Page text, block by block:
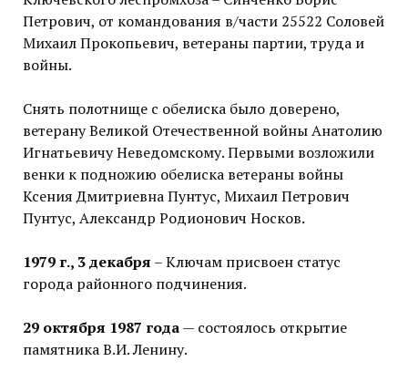
Петрович, от командования в/части 25522 Соловей
Михаил Прокопьевич, ветераны партии, труда и
войны.
Снять полотнище с обелиска было доверено,
ветерану Великой Отечественной войны Анатолию
Игнатьевичу Неведомскому. Первыми возложили
венки к подножию обелиска ветераны войны
Ксения Дмитриевна Пунтус, Михаил Петрович
Пунтус, Александр Родионович Носков.
1979 г., 3 декабря – Ключам присвоен статус
города районного подчинения.
29 октября 1987 года— состоялось открытие
памятника В.И. Ленину.